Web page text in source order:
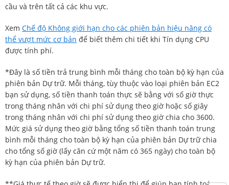
cầu và trên tất cả các khu vực.
Xem Chế độ Không giới hạn cho các phiên bản hiệu năng có
thể vượt mức cơ bản để biết thêm chi tiết khi Tín dụng CPU
được tính phí.
*Đây là số tiền trả trung bình mỗi tháng cho toàn bộ kỳ hạn của
phiên bản Dự trữ. Mỗi tháng, tùy thuộc vào loại phiên bản EC2
bạn sử dụng, số tiền thanh toán thực sẽ bằng với số giờ thực
trong tháng nhân với chi phí sử dụng theo giờ hoặc số giây
trong tháng nhân với chi phí sử dụng theo giờ chia cho 3600.
Mức giá sử dụng theo giờ bằng tổng số tiền thanh toán trung
bình mỗi tháng cho toàn bộ kỳ hạn của phiên bản Dự trữ chia
cho tổng số giờ (lấy căn cứ một năm có 365 ngày) cho toàn bộ
kỳ hạn của phiên bản Dự trữ.